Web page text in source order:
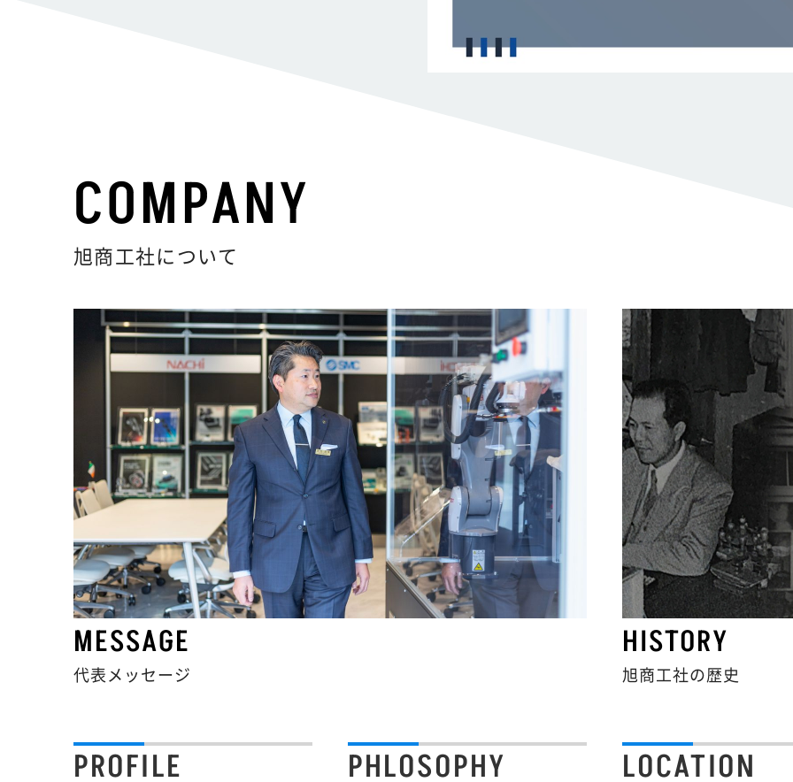
COMPANY
旭商工社について
MESSAGE
代表メッセージ
HISTORY
旭商工社の歴史
PROFILE PHLOSOPHY LOCATION